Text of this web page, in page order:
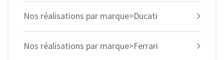
Nos réalisations par marque>Ducati
Nos réalisations par marque>Ferrari